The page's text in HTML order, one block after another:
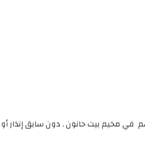
مخيم بيت حانون . دون سابق إنذار أو